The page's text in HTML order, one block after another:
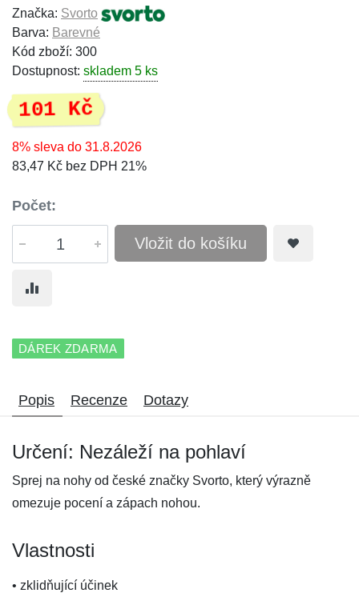
Značka: Svorto
Barva: Barevné
Kód zboží: 300
Dostupnost: skladem 5 ks
101 Kč
8% sleva do 31.8.2026
83,47 Kč bez DPH 21%
Počet:
Vložit do košíku
DÁREK ZDARMA
Popis Recenze Dotazy
Určení: Nezáleží na pohlaví
Sprej na nohy od české značky Svorto, který výrazně
omezuje pocení a zápach nohou.
Vlastnosti
• zklidňující účinek